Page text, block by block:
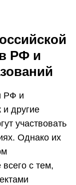
РФ и
РФ и
и другие
участвовать
Однако их
с тем,